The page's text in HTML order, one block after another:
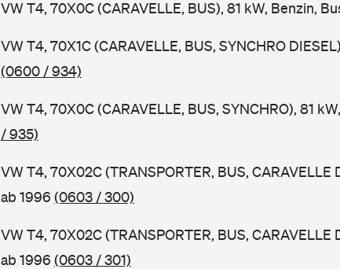
VW T4, 70X0C (CARAVELLE, BUS), 81 kW, Benzin,
VW T4, 70X1C (CARAVELLE, BUS, SYNCHRO
(0600 / 934)
VW T4, 70X0C (CARAVELLE, BUS, SYNCHRO), 81
/ 935)
VW T4, 70X02C (TRANSPORTER, BUS,
ab 1996 (0603 / 300)
VW T4, 70X02C (TRANSPORTER, BUS,
ab 1996 (0603 / 301)